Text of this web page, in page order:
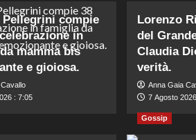
Pellegrini compie
in
mamma bis
e gioiosa.
: 7:05
Lorenzo
del
Claudia
verità.
Anna Gaia
7 Agosto
Gossip